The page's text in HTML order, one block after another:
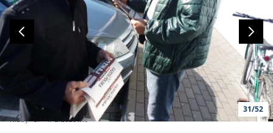
31/52
Kluby "GP" w Brzozowie